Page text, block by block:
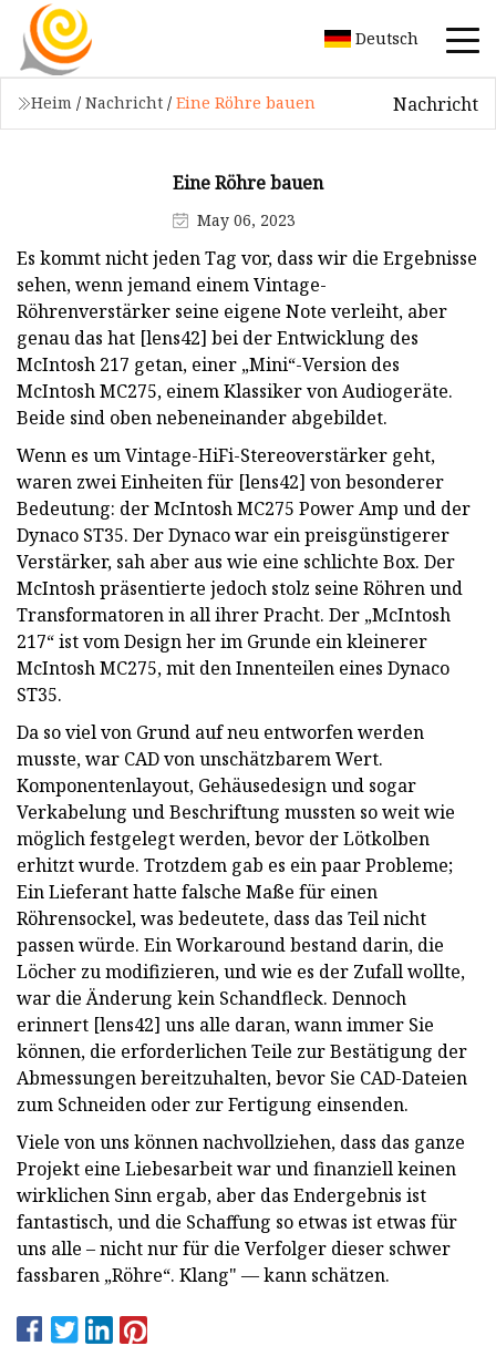
Deutsch
Heim / Nachricht / Eine Röhre bauen Nachricht
Eine Röhre bauen
May 06, 2023
Es kommt nicht jeden Tag vor, dass wir die Ergebnisse
sehen, wenn jemand einem Vintage-
Röhrenverstärker seine eigene Note verleiht, aber
genau das hat [lens42] bei der Entwicklung des
McIntosh 217 getan, einer „Mini“-Version des
McIntosh MC275, einem Klassiker von Audiogeräte.
Beide sind oben nebeneinander abgebildet.
Wenn es um Vintage-HiFi-Stereoverstärker geht,
waren zwei Einheiten für [lens42] von besonderer
Bedeutung: der McIntosh MC275 Power Amp und der
Dynaco ST35. Der Dynaco war ein preisgünstigerer
Verstärker, sah aber aus wie eine schlichte Box. Der
McIntosh präsentierte jedoch stolz seine Röhren und
Transformatoren in all ihrer Pracht. Der „McIntosh
217“ ist vom Design her im Grunde ein kleinerer
McIntosh MC275, mit den Innenteilen eines Dynaco
ST35.
Da so viel von Grund auf neu entworfen werden
musste, war CAD von unschätzbarem Wert.
Komponentenlayout, Gehäusedesign und sogar
Verkabelung und Beschriftung mussten so weit wie
möglich festgelegt werden, bevor der Lötkolben
erhitzt wurde. Trotzdem gab es ein paar Probleme;
Ein Lieferant hatte falsche Maße für einen
Röhrensockel, was bedeutete, dass das Teil nicht
passen würde. Ein Workaround bestand darin, die
Löcher zu modifizieren, und wie es der Zufall wollte,
war die Änderung kein Schandfleck. Dennoch
erinnert [lens42] uns alle daran, wann immer Sie
können, die erforderlichen Teile zur Bestätigung der
Abmessungen bereitzuhalten, bevor Sie CAD-Dateien
zum Schneiden oder zur Fertigung einsenden.
Viele von uns können nachvollziehen, dass das ganze
Projekt eine Liebesarbeit war und finanziell keinen
wirklichen Sinn ergab, aber das Endergebnis ist
fantastisch, und die Schaffung so etwas ist etwas für
uns alle – nicht nur für die Verfolger dieser schwer
fassbaren „Röhre“. Klang" — kann schätzen.